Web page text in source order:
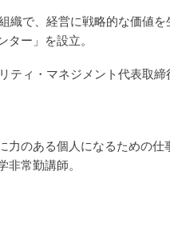
で、経営に戦略的な価値を
ー」を設立。
ィ・マネジメント代表取締
のある個人になるための仕
常勤講師。